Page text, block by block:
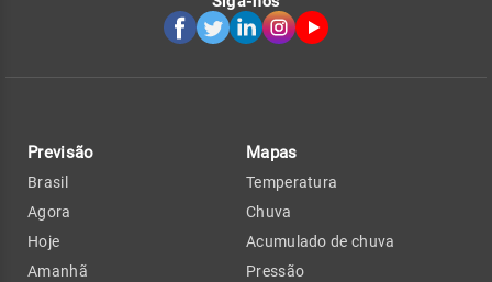
Previsão
Brasil
Agora
Hoje
Amanhã
Mapas
Temperatura
Chuva
Acumulado de chuva
Pressão